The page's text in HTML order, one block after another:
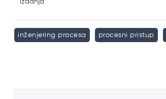
izdanja
inženjering procesa procesni pristup